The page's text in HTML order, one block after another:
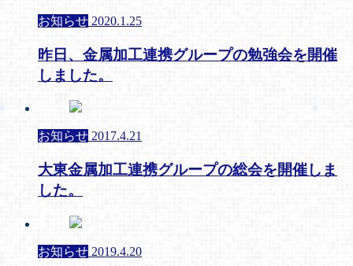
お知らせ 2020.1.25
昨日、金属加工連携グループの勉強会を開催
しました。
お知らせ 2017.4.21
大東金属加工連携グループの総会を開催しま
した。
お知らせ 2019.4.20